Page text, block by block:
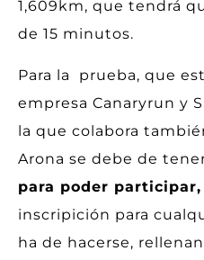
1,609km, que tendrá
de 15 minutos.
Para la prueba, que
empresa Canaryrun y
la que colabora
Arona se debe de
para poder participar,
inscripición para
ha de hacerse,